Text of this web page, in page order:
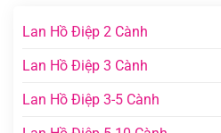
Lan Hồ Điệp 2 Cành
Lan Hồ Điệp 3 Cành
Lan Hồ Điệp 3-5 Cành